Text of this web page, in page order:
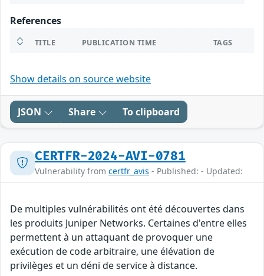
References
TITLE PUBLICATION TIME TAGS
Show details on source website
JSON Share To clipboard
CERTFR-2024-AVI-0781
Vulnerability from certfr_avis - Published: - Updated:
De multiples vulnérabilités ont été découvertes dans
les produits Juniper Networks. Certaines d'entre elles
permettent à un attaquant de provoquer une
exécution de code arbitraire, une élévation de
privilèges et un déni de service à distance.